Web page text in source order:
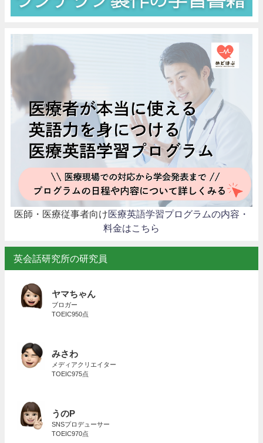
医師・医療従事者向け医療英語学習プログラムの内容・
料金はこちら
英会話研究所の研究員
ヤマちゃん
ブロガー
TOEIC950点
みさわ
メディアクリエイター
TOEIC975点
うのP
SNSプロデューサー
TOEIC970点